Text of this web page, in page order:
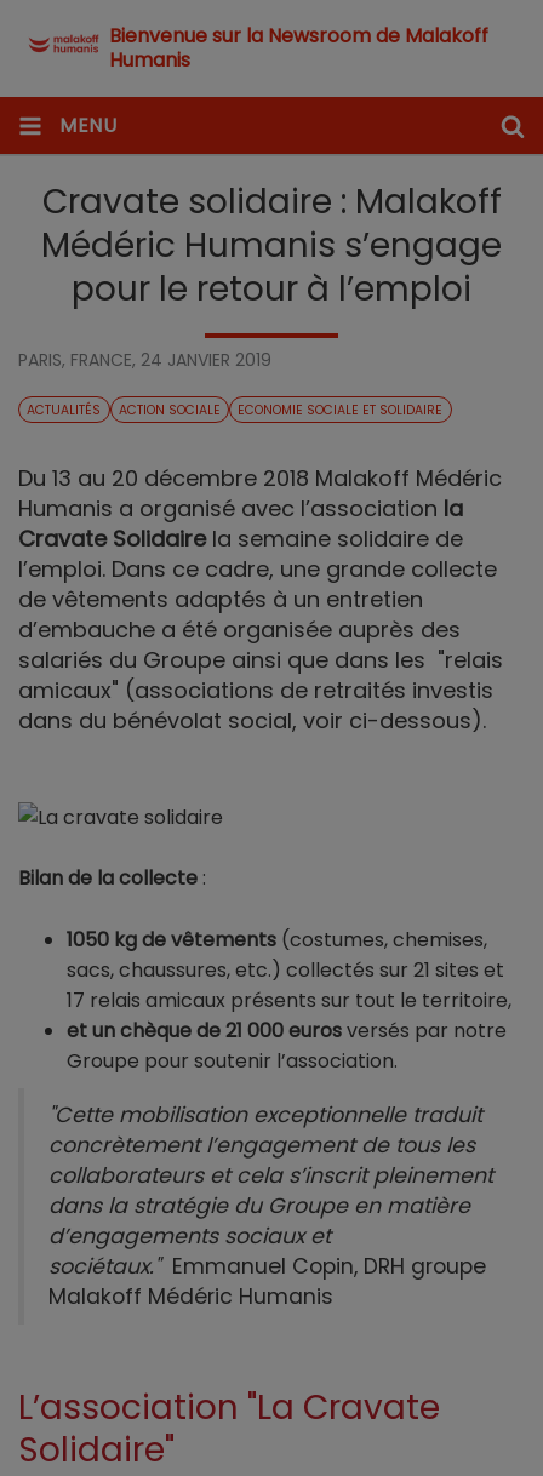
Bienvenue sur la Newsroom de Malakoff
Humanis
MENU
Cravate solidaire : Malakoff
Médéric Humanis s’engage
pour le retour à l’emploi
PARIS, FRANCE, 24 JANVIER 2019
ACTUALITÉS ACTION SOCIALE ECONOMIE SOCIALE ET SOLIDAIRE
Du 13 au 20 décembre 2018 Malakoff Médéric
Humanis a organisé avec l’association la
Cravate Solidaire la semaine solidaire de
l’emploi. Dans ce cadre, une grande collecte
de vêtements adaptés à un entretien
d’embauche a été organisée auprès des
salariés du Groupe ainsi que dans les "relais
amicaux" (associations de retraités investis
dans du bénévolat social, voir ci-dessous).
Bilan de la collecte :
1050 kg de vêtements (costumes, chemises,
sacs, chaussures, etc.) collectés sur 21 sites et
17 relais amicaux présents sur tout le territoire,
et un chèque de 21 000 eurosversés par notre
Groupe pour soutenir l’association.
"Cette mobilisation exceptionnelle traduit
concrètement l’engagement de tous les
collaborateurs et cela s’inscrit pleinement
dans la stratégie du Groupe en matière
d’engagements sociaux et
sociétaux." Emmanuel Copin, DRH groupe
Malakoff Médéric Humanis
L’association "La Cravate
Solidaire"